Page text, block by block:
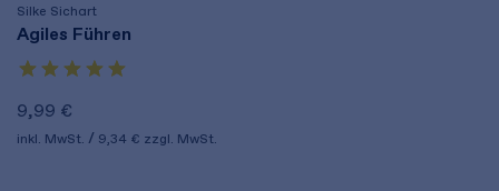
Silke Sichart
Agiles Führen
9,99 €
inkl. MwSt. 9,34 € zzgl. MwSt.